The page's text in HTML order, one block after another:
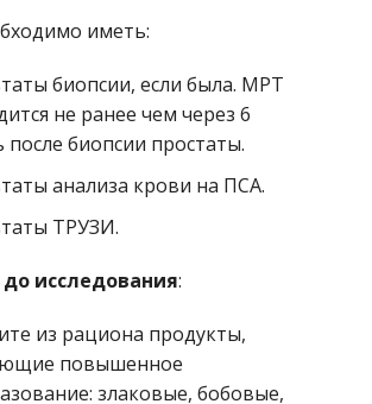
иметь:
биопсии, если была. МРТ
не ранее чем через 6
после биопсии простаты.
анализа крови на ПСА.
ТРУЗИ.
исследования:
из рациона продукты,
повышенное
злаковые, бобовые,